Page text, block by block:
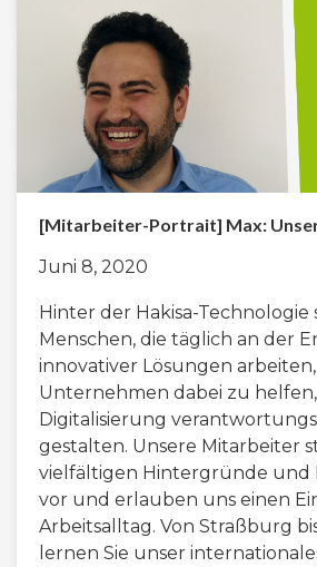
[Mitarbeiter-Portrait] Max:
Juni 8, 2020
Hinter der Hakisa-Technologie
Menschen, die täglich an der
innovativer Lösungen
Unternehmen dabei zu
Digitalisierung
gestalten. Unsere Mitarbeiter
vielfältigen Hintergründe und
vor und erlauben uns einen
Arbeitsalltag. Von Straßburg
lernen Sie unser